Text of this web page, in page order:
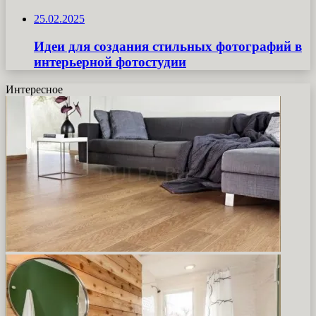
25.02.2025
Идеи для создания стильных фотографий в
интерьерной фотостудии
Интересное